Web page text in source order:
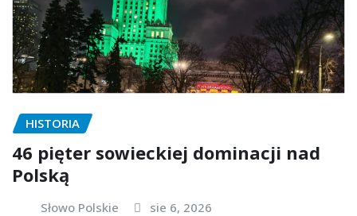
HISTORIA
46 pięter sowieckiej dominacji nad
Polską
Słowo Polskie sie 6, 2026